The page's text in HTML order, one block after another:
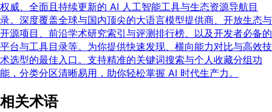
权威、全面且持续更新的 AI 人工智能工具与生态资源导航目
录。深度覆盖全球与国内顶尖的大语言模型提供商、开放生态与
开源项目、前沿学术研究索引与评测排行榜、以及开发者必备的
平台与工具目录等。为你提供快速发现、横向能力对比与高效技
术选型的最佳入口。支持精准的关键词搜索与个人收藏分组功
能，分类分区清晰易用，助你轻松掌握 AI 时代生产力。
相关术语